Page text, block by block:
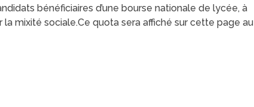
bénéficiaires d’une bourse nationale de lycée, à
la mixité sociale.Ce quota sera affiché sur cette page au